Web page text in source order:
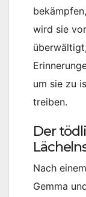
wird sie
um sie zu
treiben.
Der
Nach
Gemma